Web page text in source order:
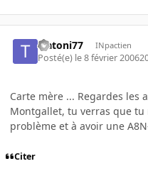
tratoni77 INpactien
Posté(e) le 8 février 2006
Carte mère ... Regardes les
Montgallet, tu verras que tu
problème et à avoir une
Citer